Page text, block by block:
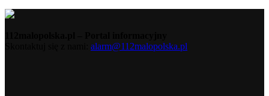
alarm@112malopolska.pl